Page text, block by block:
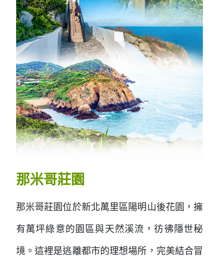
那米哥莊園
那米哥莊園位於新北萬里區陽明山後花園，擁
有萬坪綠意的園區與天然溪流，彷彿隱世秘
境。這裡是逃離都市的理想場所，完美結合冒